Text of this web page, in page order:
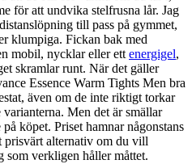
för att undvika stelfrusna lår. Jag
till pass på gymmet,
klumpiga. Fickan bak med
mobil, nycklar eller ett energigel,
skramlar runt. När det gäller
Essence Warm Tights Men bra
även om de inte riktigt torkar
Men det är smällar
köpet. Priset hamnar någonstans
alternativ om du vill
som verkligen håller måttet.